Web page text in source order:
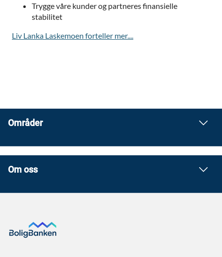
Trygge våre kunder og partneres finansielle
stabilitet
Liv Lanka Laskemoen forteller mer....
Områder
Om oss